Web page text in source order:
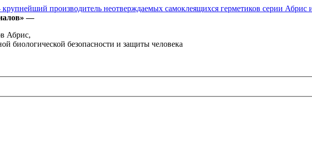
—
Абрис,
биологической безопасности и защиты человека